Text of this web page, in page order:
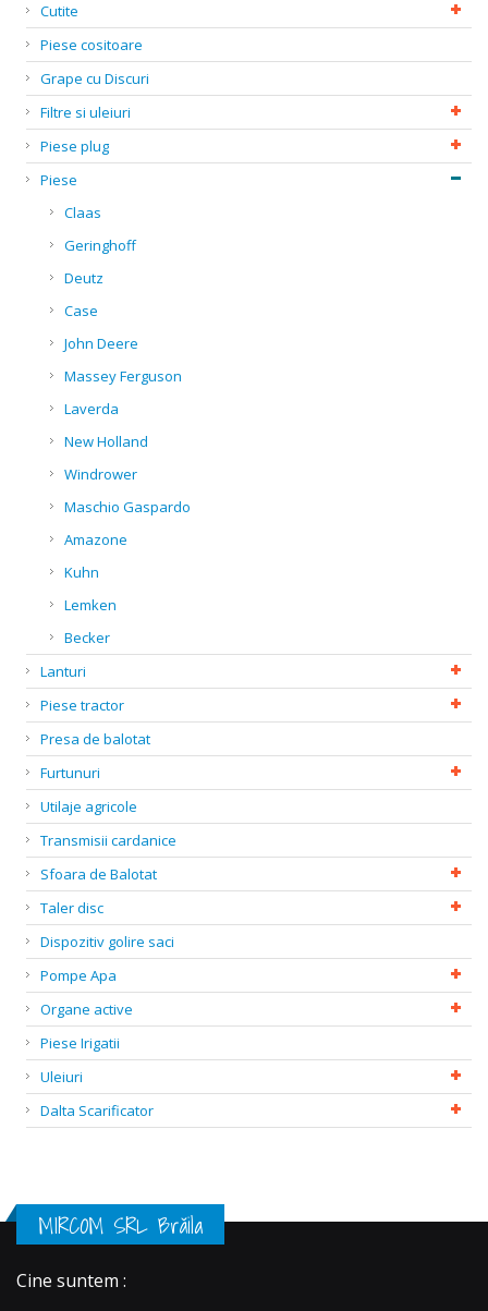
Cutite
Piese cositoare
Grape cu Discuri
Filtre si uleiuri
Piese plug
Piese
Claas
Geringhoff
Deutz
Case
John Deere
Massey Ferguson
Laverda
New Holland
Windrower
Maschio Gaspardo
Amazone
Kuhn
Lemken
Becker
Lanturi
Piese tractor
Presa de balotat
Furtunuri
Utilaje agricole
Transmisii cardanice
Sfoara de Balotat
Taler disc
Dispozitiv golire saci
Pompe Apa
Organe active
Piese Irigatii
Uleiuri
Dalta Scarificator
MIRCOM SRL Brăila
Cine suntem :